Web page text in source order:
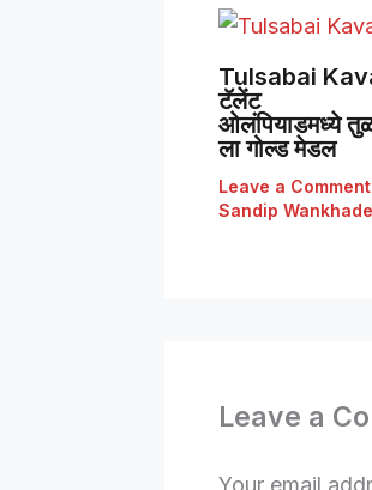
Tulsabai
टॅलेंट
ओलंपियाडमध्ये
ला गोल्ड मेडल
Leave a Comment
Sandip Wankhade
Leave a
Your email